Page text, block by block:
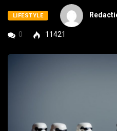
LIFESTYLE
0 11421